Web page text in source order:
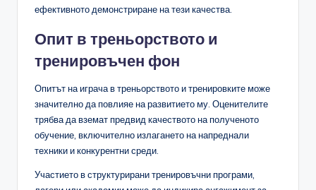
ефективното демонстриране на тези качества.
Опит в треньорството и
тренировъчен фон
Опитът на играча в треньорството и тренировките може
значително да повлияе на развитието му. Оценителите
трябва да вземат предвид качеството на полученото
обучение, включително излагането на напреднали
техники и конкурентни среди.
Участието в структурирани тренировъчни програми,